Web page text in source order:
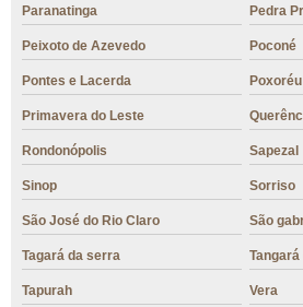
Paranatinga Pedra
Peixoto de Azevedo Poconé
Pontes e Lacerda Poxoréu
Primavera do Leste
Rondonópolis Sapezal
Sinop Sorriso
São José do Rio Claro São
Tagará da serra
Tapurah Vera